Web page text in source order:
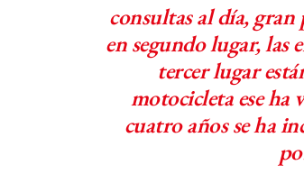
consultas al día, gran
en segundo lugar, las
tercer lugar
motocicleta ese ha
cuatro años se ha